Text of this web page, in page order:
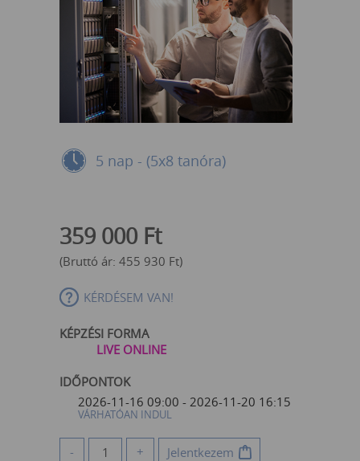
5 nap - (5x8 tanóra)
359 000 Ft
(Bruttó ár: 455 930 Ft)
KÉRDÉSEM VAN!
KÉPZÉSI FORMA
LIVE ONLINE
IDŐPONTOK
2026-11-16 09:00 - 2026-11-20 16:15
VÁRHATÓAN INDUL
- + Jelentkezem